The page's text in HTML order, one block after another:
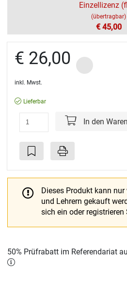
Einzellizenz
(übertragbar)
€ 45,00
€ 26,00
inkl. Mwst.
Lieferbar
In den
Dieses Produkt kann
und Lehrern gekauft
sich ein oder registrieren
50% Prüfrabatt im Referendariat